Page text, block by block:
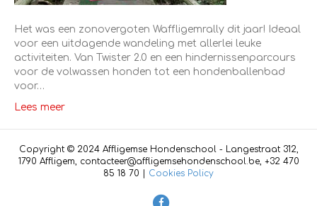
Het was een zonovergoten Waffligemrally dit jaar! Ideaal
voor een uitdagende wandeling met allerlei leuke
activiteiten. Van Twister 2.0 en een hindernissenparcours
voor de volwassen honden tot een hondenballenbad
voor…
Lees meer
Copyright © 2024 Affligemse Hondenschool - Langestraat 312,
1790 Affligem, contacteer@affligemsehondenschool.be, +32 470
85 18 70 | Cookies Policy
F